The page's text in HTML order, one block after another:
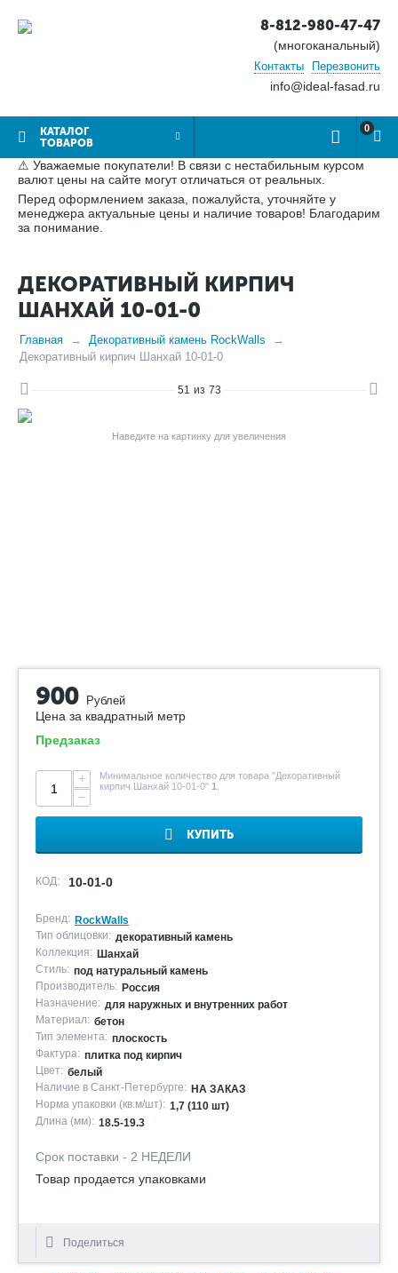
8-812-980-47-47
(многоканальный)
Контакты Перезвонить
info@ideal-fasad.ru
КАТАЛОГ
ТОВАРОВ
0
⚠ Уважаемые покупатели! В связи с нестабильным курсом
валют цены на сайте могут отличаться от реальных.
Перед оформлением заказа, пожалуйста, уточняйте у
менеджера актуальные цены и наличие товаров! Благодарим
за понимание.
ДЕКОРАТИВНЫЙ КИРПИЧ
ШАНХАЙ 10-01-0
Главная
Декоративный камень RockWalls
Декоративный кирпич Шанхай 10-01-0
51 из 73
Наведите на картинку для увеличения
900 Рублей
Цена за квадратный метр
Предзаказ
+
−
Минимальное количество для товара "Декоративный
кирпич Шанхай 10-01-0" 1
КУПИТЬ
КОД: 10-01-0
Бренд: RockWalls
Тип облицовки: декоративный камень
Коллекция: Шанхай
Стиль: под натуральный камень
Производитель: Россия
Назначение: для наружных и внутренних работ
Материал: бетон
Тип элемента: плоскость
Фактура: плитка под кирпич
Цвет: белый
Наличие в Санкт-Петербурге: НА ЗАКАЗ
Норма упаковки (кв.м/шт): 1,7 (110 шт)
Длина (мм): 18.5-19.3
Срок поставки - 2 НЕДЕЛИ
Товар продается упаковками
Поделиться